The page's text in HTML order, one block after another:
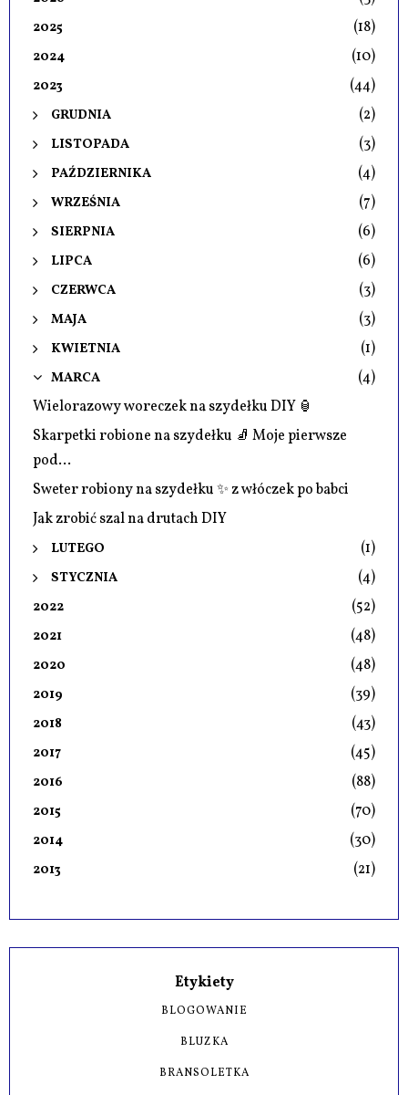
2025 (18)
2024 (10)
2023 (44)
GRUDNIA (2)
LISTOPADA (3)
PAŹDZIERNIKA (4)
WRZEŚNIA (7)
SIERPNIA (6)
LIPCA (6)
CZERWCA (3)
MAJA (3)
KWIETNIA (1)
MARCA
(4)
Wielorazowy woreczek na szydełku DIY 🏮
Skarpetki robione na szydełku 🧦 Moje pierwsze
pod...
Sweter robiony na szydełku ✨ z włóczek po babci
Jak zrobić szal na drutach DIY
LUTEGO (1)
STYCZNIA (4)
2022 (52)
2021 (48)
2020 (48)
2019 (39)
2018 (43)
2017 (45)
2016 (88)
2015 (70)
2014 (30)
2013 (21)
Etykiety
BLOGOWANIE
BLUZKA
BRANSOLETKA